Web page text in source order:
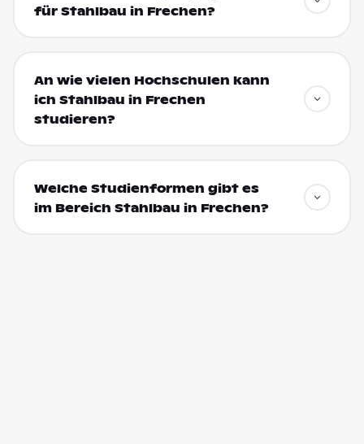
für Stahlbau in Frechen?
An wie vielen Hochschulen kann
ich Stahlbau in Frechen
studieren?
Welche Studienformen gibt es
im Bereich Stahlbau in Frechen?